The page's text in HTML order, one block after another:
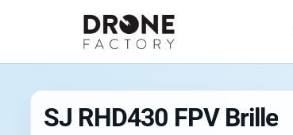
SJ RHD430 FPV Brille